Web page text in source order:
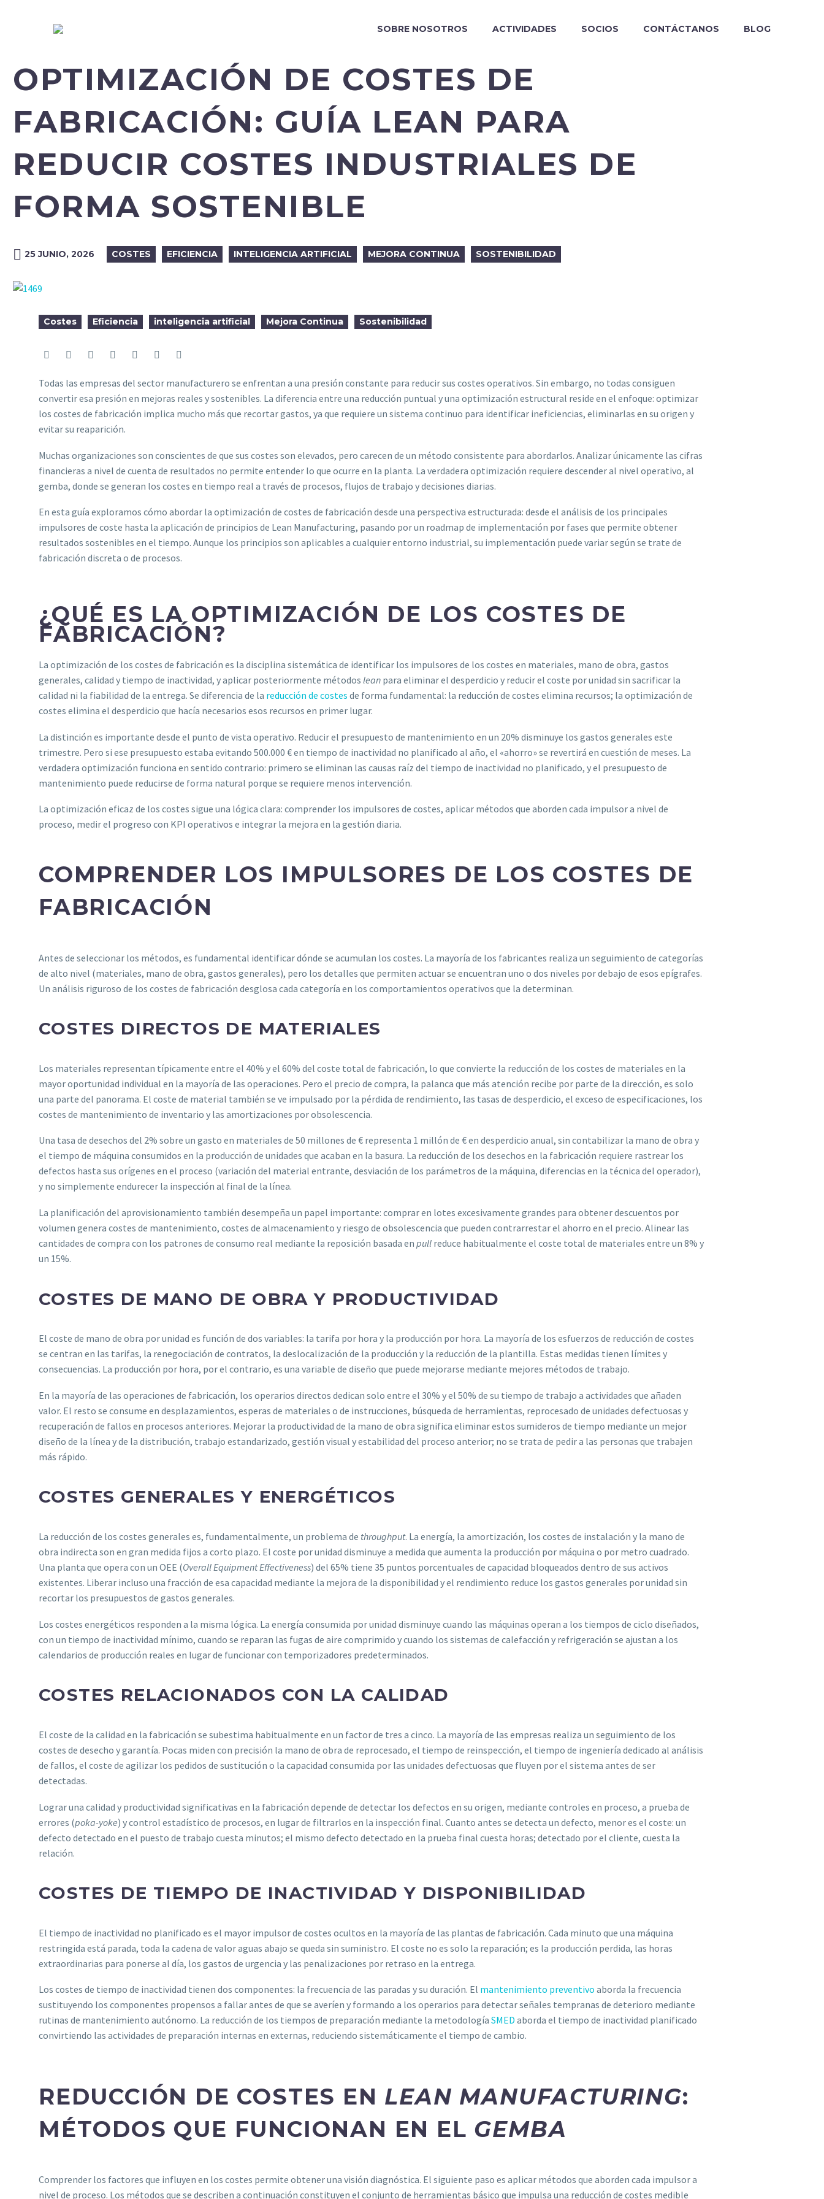
SOBRE NOSOTROS ACTIVIDADES SOCIOS CONTÁCTANOS BLOG
OPTIMIZACIÓN DE COSTES DE
FABRICACIÓN: GUÍA LEAN PARA
REDUCIR COSTES INDUSTRIALES DE
FORMA SOSTENIBLE
25 JUNIO, 2026 COSTES EFICIENCIA INTELIGENCIA ARTIFICIAL MEJORA CONTINUA SOSTENIBILIDAD
Costes Eficiencia inteligencia artificial Mejora Continua Sostenibilidad
Todas las empresas del sector manufacturero se enfrentan a una presión constante para reducir sus costes operativos. Sin embargo, no todas consiguen
convertir esa presión en mejoras reales y sostenibles. La diferencia entre una reducción puntual y una optimización estructural reside en el enfoque: optimizar
los costes de fabricación implica mucho más que recortar gastos, ya que requiere un sistema continuo para identificar ineficiencias, eliminarlas en su origen y
evitar su reaparición.
Muchas organizaciones son conscientes de que sus costes son elevados, pero carecen de un método consistente para abordarlos. Analizar únicamente las cifras
financieras a nivel de cuenta de resultados no permite entender lo que ocurre en la planta. La verdadera optimización requiere descender al nivel operativo, al
gemba, donde se generan los costes en tiempo real a través de procesos, flujos de trabajo y decisiones diarias.
En esta guía exploramos cómo abordar la optimización de costes de fabricación desde una perspectiva estructurada: desde el análisis de los principales
impulsores de coste hasta la aplicación de principios de Lean Manufacturing, pasando por un roadmap de implementación por fases que permite obtener
resultados sostenibles en el tiempo. Aunque los principios son aplicables a cualquier entorno industrial, su implementación puede variar según se trate de
fabricación discreta o de procesos.
¿QUÉ ES LA OPTIMIZACIÓN DE LOS COSTES DE
FABRICACIÓN?
La optimización de los costes de fabricación es la disciplina sistemática de identificar los impulsores de los costes en materiales, mano de obra, gastos
generales, calidad y tiempo de inactividad, y aplicar posteriormente métodos lean para eliminar el desperdicio y reducir el coste por unidad sin sacrificar la
calidad ni la fiabilidad de la entrega. Se diferencia de la reducción de costes de forma fundamental: la reducción de costes elimina recursos; la optimización de
costes elimina el desperdicio que hacía necesarios esos recursos en primer lugar.
La distinción es importante desde el punto de vista operativo. Reducir el presupuesto de mantenimiento en un 20% disminuye los gastos generales este
trimestre. Pero si ese presupuesto estaba evitando 500.000 € en tiempo de inactividad no planificado al año, el «ahorro» se revertirá en cuestión de meses. La
verdadera optimización funciona en sentido contrario: primero se eliminan las causas raíz del tiempo de inactividad no planificado, y el presupuesto de
mantenimiento puede reducirse de forma natural porque se requiere menos intervención.
La optimización eficaz de los costes sigue una lógica clara: comprender los impulsores de costes, aplicar métodos que aborden cada impulsor a nivel de
proceso, medir el progreso con KPI operativos e integrar la mejora en la gestión diaria.
COMPRENDER LOS IMPULSORES DE LOS COSTES DE
FABRICACIÓN
Antes de seleccionar los métodos, es fundamental identificar dónde se acumulan los costes. La mayoría de los fabricantes realiza un seguimiento de categorías
de alto nivel (materiales, mano de obra, gastos generales), pero los detalles que permiten actuar se encuentran uno o dos niveles por debajo de esos epígrafes.
Un análisis riguroso de los costes de fabricación desglosa cada categoría en los comportamientos operativos que la determinan.
COSTES DIRECTOS DE MATERIALES
Los materiales representan típicamente entre el 40% y el 60% del coste total de fabricación, lo que convierte la reducción de los costes de materiales en la
mayor oportunidad individual en la mayoría de las operaciones. Pero el precio de compra, la palanca que más atención recibe por parte de la dirección, es solo
una parte del panorama. El coste de material también se ve impulsado por la pérdida de rendimiento, las tasas de desperdicio, el exceso de especificaciones, los
costes de mantenimiento de inventario y las amortizaciones por obsolescencia.
Una tasa de desechos del 2% sobre un gasto en materiales de 50 millones de € representa 1 millón de € en desperdicio anual, sin contabilizar la mano de obra y
el tiempo de máquina consumidos en la producción de unidades que acaban en la basura. La reducción de los desechos en la fabricación requiere rastrear los
defectos hasta sus orígenes en el proceso (variación del material entrante, desviación de los parámetros de la máquina, diferencias en la técnica del operador),
y no simplemente endurecer la inspección al final de la línea.
La planificación del aprovisionamiento también desempeña un papel importante: comprar en lotes excesivamente grandes para obtener descuentos por
volumen genera costes de mantenimiento, costes de almacenamiento y riesgo de obsolescencia que pueden contrarrestar el ahorro en el precio. Alinear las
cantidades de compra con los patrones de consumo real mediante la reposición basada en pull reduce habitualmente el coste total de materiales entre un 8% y
un 15%.
COSTES DE MANO DE OBRA Y PRODUCTIVIDAD
El coste de mano de obra por unidad es función de dos variables: la tarifa por hora y la producción por hora. La mayoría de los esfuerzos de reducción de costes
se centran en las tarifas, la renegociación de contratos, la deslocalización de la producción y la reducción de la plantilla. Estas medidas tienen límites y
consecuencias. La producción por hora, por el contrario, es una variable de diseño que puede mejorarse mediante mejores métodos de trabajo.
En la mayoría de las operaciones de fabricación, los operarios directos dedican solo entre el 30% y el 50% de su tiempo de trabajo a actividades que añaden
valor. El resto se consume en desplazamientos, esperas de materiales o de instrucciones, búsqueda de herramientas, reprocesado de unidades defectuosas y
recuperación de fallos en procesos anteriores. Mejorar la productividad de la mano de obra significa eliminar estos sumideros de tiempo mediante un mejor
diseño de la línea y de la distribución, trabajo estandarizado, gestión visual y estabilidad del proceso anterior; no se trata de pedir a las personas que trabajen
más rápido.
COSTES GENERALES Y ENERGÉTICOS
La reducción de los costes generales es, fundamentalmente, un problema de throughput. La energía, la amortización, los costes de instalación y la mano de
obra indirecta son en gran medida fijos a corto plazo. El coste por unidad disminuye a medida que aumenta la producción por máquina o por metro cuadrado.
Una planta que opera con un OEE (Overall Equipment Effectiveness) del 65% tiene 35 puntos porcentuales de capacidad bloqueados dentro de sus activos
existentes. Liberar incluso una fracción de esa capacidad mediante la mejora de la disponibilidad y el rendimiento reduce los gastos generales por unidad sin
recortar los presupuestos de gastos generales.
Los costes energéticos responden a la misma lógica. La energía consumida por unidad disminuye cuando las máquinas operan a los tiempos de ciclo diseñados,
con un tiempo de inactividad mínimo, cuando se reparan las fugas de aire comprimido y cuando los sistemas de calefacción y refrigeración se ajustan a los
calendarios de producción reales en lugar de funcionar con temporizadores predeterminados.
COSTES RELACIONADOS CON LA CALIDAD
El coste de la calidad en la fabricación se subestima habitualmente en un factor de tres a cinco. La mayoría de las empresas realiza un seguimiento de los
costes de desecho y garantía. Pocas miden con precisión la mano de obra de reprocesado, el tiempo de reinspección, el tiempo de ingeniería dedicado al análisis
de fallos, el coste de agilizar los pedidos de sustitución o la capacidad consumida por las unidades defectuosas que fluyen por el sistema antes de ser
detectadas.
Lograr una calidad y productividad significativas en la fabricación depende de detectar los defectos en su origen, mediante controles en proceso, a prueba de
errores (poka-yoke) y control estadístico de procesos, en lugar de filtrarlos en la inspección final. Cuanto antes se detecta un defecto, menor es el coste: un
defecto detectado en el puesto de trabajo cuesta minutos; el mismo defecto detectado en la prueba final cuesta horas; detectado por el cliente, cuesta la
relación.
COSTES DE TIEMPO DE INACTIVIDAD Y DISPONIBILIDAD
El tiempo de inactividad no planificado es el mayor impulsor de costes ocultos en la mayoría de las plantas de fabricación. Cada minuto que una máquina
restringida está parada, toda la cadena de valor aguas abajo se queda sin suministro. El coste no es solo la reparación; es la producción perdida, las horas
extraordinarias para ponerse al día, los gastos de urgencia y las penalizaciones por retraso en la entrega.
Los costes de tiempo de inactividad tienen dos componentes: la frecuencia de las paradas y su duración. El mantenimiento preventivo aborda la frecuencia
sustituyendo los componentes propensos a fallar antes de que se averíen y formando a los operarios para detectar señales tempranas de deterioro mediante
rutinas de mantenimiento autónomo. La reducción de los tiempos de preparación mediante la metodología SMED aborda el tiempo de inactividad planificado
convirtiendo las actividades de preparación internas en externas, reduciendo sistemáticamente el tiempo de cambio.
REDUCCIÓN DE COSTES EN LEAN MANUFACTURING:
MÉTODOS QUE FUNCIONAN EN EL GEMBA
Comprender los factores que influyen en los costes permite obtener una visión diagnóstica. El siguiente paso es aplicar métodos que aborden cada impulsor a
nivel de proceso. Los métodos que se describen a continuación constituyen el conjunto de herramientas básico que impulsa una reducción de costes medible